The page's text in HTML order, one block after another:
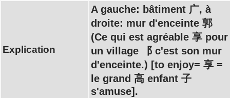
Explication
A gauche: bâtiment 广, à
droite: mur d'enceinte 郭
(Ce qui est agréable 享 pour
un village ⻏ c'est son mur
d'enceinte.) [to enjoy= 享 =
le grand 高 enfant 子
s'amuse].